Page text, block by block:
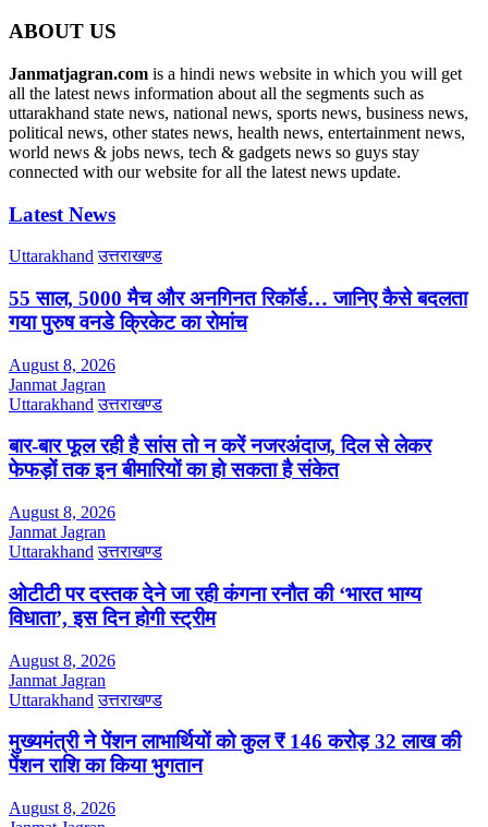
ABOUT US
Janmatjagran.com is a hindi news website in which you will get
all the latest news information about all the segments such as
uttarakhand state news, national news, sports news, business news,
political news, other states news, health news, entertainment news,
world news & jobs news, tech & gadgets news so guys stay
connected with our website for all the latest news update.
Latest News
Uttarakhand उत्तराखण्ड
55 साल, 5000 मैच और अनगिनत रिकॉर्ड… जानिए कैसे बदलता
गया पुरुष वनडे क्रिकेट का रोमांच
August 8, 2026
Janmat Jagran
Uttarakhand उत्तराखण्ड
बार-बार फूल रही है सांस तो न करें नजरअंदाज, दिल से लेकर
फेफड़ों तक इन बीमारियों का हो सकता है संकेत
August 8, 2026
Janmat Jagran
Uttarakhand उत्तराखण्ड
ओटीटी पर दस्तक देने जा रही कंगना रनौत की ‘भारत भाग्य
विधाता’, इस दिन होगी स्ट्रीम
August 8, 2026
Janmat Jagran
Uttarakhand उत्तराखण्ड
मुख्यमंत्री ने पेंशन लाभार्थियों को कुल ₹ 146 करोड़ 32 लाख की
पेंशन राशि का किया भुगतान
August 8, 2026